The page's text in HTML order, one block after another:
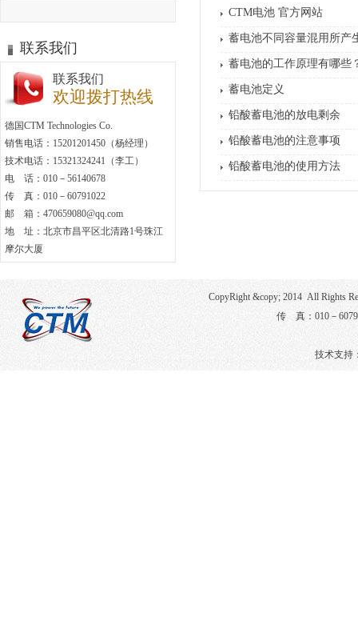
联系我们
联系我们
欢迎拨打热线
德国CTM Technologies Co.
销售电话：15201201450（杨经理）
技术电话：15321324241（李工）
电 话：010－56140678
传 真：010－60791022
邮 箱：470659080@qq.com
地 址：北京市昌平区北清路1号珠江
摩尔大厦
CTM电池 官方网站
蓄电池不同容量混用所产
蓄电池的工作原理有哪些
蓄电池定义
铅酸蓄电池的放电剩余
铅酸蓄电池的注意事项
铅酸蓄电池的使用方法
CopyRight &copy; 2014 All Rights
传 真：010－
技术支持